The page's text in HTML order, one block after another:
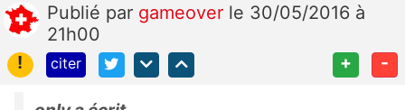
Publié par gameover le 30/05/2016 à
21h00
!
citer + -